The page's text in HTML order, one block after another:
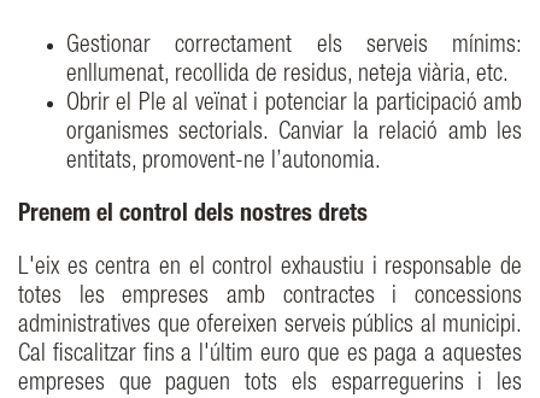
Gestionar correctament els serveis mínims:
enllumenat, recollida de residus, neteja viària, etc.
Obrir el Ple al veïnat i potenciar la participació amb
organismes sectorials. Canviar la relació amb les
entitats, promovent-ne l’autonomia.
Prenem el control dels nostres drets
L'eix es centra en el control exhaustiu i responsable de
totes les empreses amb contractes i concessions
administratives que ofereixen serveis públics al municipi.
Cal fiscalitzar fins a l'últim euro que es paga a aquestes
empreses que paguen tots els esparreguerins i les